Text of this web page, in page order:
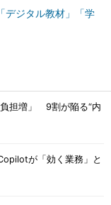
デジタル教材」「学
担増」 9割が陥る“内
が「効く業務」と